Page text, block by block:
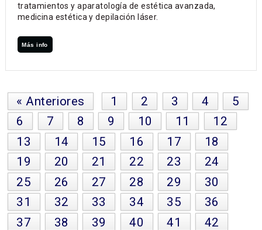
tratamientos y aparatología de estética avanzada,
medicina estética y depilación láser.
Más info
« Anteriores 1 2 3 4
5
6
7 8 9 10 11
12
13
14 15 16 17
18
19
20 21 22 23
24
25
26 27 28 29
30
31
32 33 34 35
36
37
38 39 40 41
42